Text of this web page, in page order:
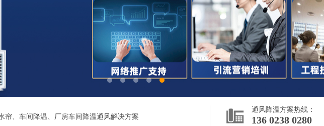
帘、车间降温、厂房车间降温通风解决方案
通风降温方案热线：
136 0238 0280